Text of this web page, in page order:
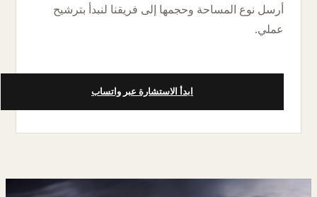
أرسل نوع المساحة وحجمها إلى فريقنا لنبدأ بترشيح
عملي.
ابدأ الاستشارة عبر واتساب